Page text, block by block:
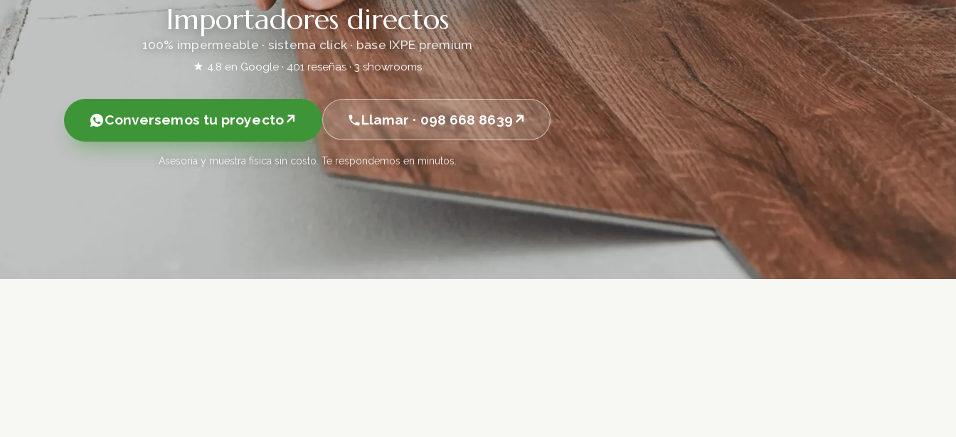
Importadores directos
100% impermeable · sistema click · base IXPE premium
★ 4.8 en Google · 401 reseñas · 3 showrooms
Conversemos tu proyecto Llamar · 098 668 8639
Asesoría y muestra física sin costo. Te respondemos en minutos.